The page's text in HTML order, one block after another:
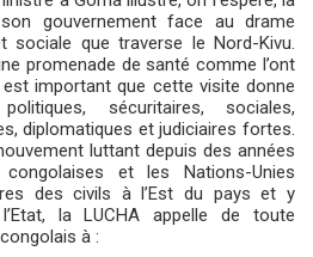
gouvernement face au drame
sociale que traverse le Nord-Kivu.
promenade de santé comme l’ont
important que cette visite donne
sécuritaires, sociales,
diplomatiques et judiciaires fortes.
luttant depuis des années
et les Nations-Unies
des civils à l’Est du pays et y
la LUCHA appelle de toute
à :